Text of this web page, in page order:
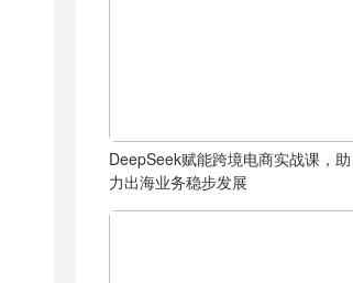
DeepSeek赋能跨境电商实战课，助
力出海业务稳步发展